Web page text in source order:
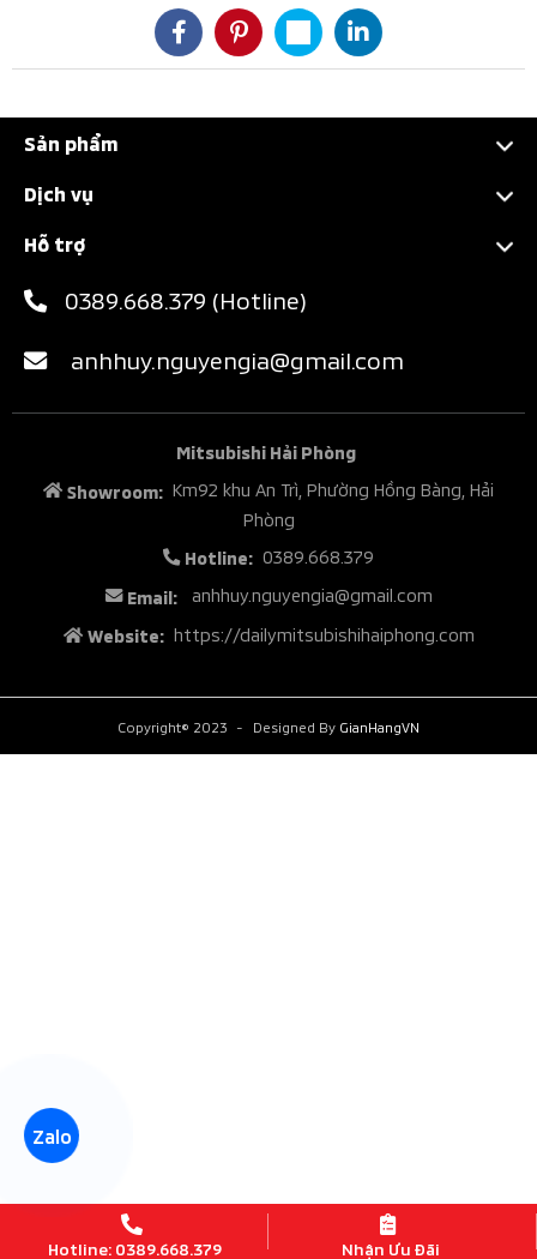
Sản phẩm
Xpander Cross
XForce
Dịch vụ
Các hạng mục bảo dưỡng
Thông tin phụ tùng
Hỗ trợ
Đăng ký lái thử
Hỗ trợ tài chính
Liên hệ với chúng tôi
0389.668.379 (Hotline)
anhhuy.nguyengia@gmail.com
Mitsubishi Hải Phòng
Showroom: Km92 khu An Trì, Phường Hồng Bàng, Hải
Phòng
Hotline: 0389.668.379
Email: anhhuy.nguyengia@gmail.com
Website: https://dailymitsubishihaiphong.com
Copyright© 2023 - Designed By GianHangVN
Hotline: 0389.668.379 Nhận Ưu Đãi
Zalo